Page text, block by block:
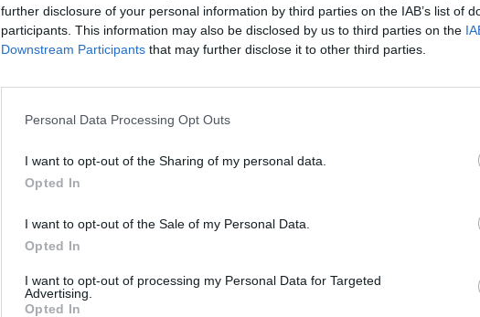
further disclosure of your personal information by third parties on the IAB’s list of
participants. This information may also be disclosed by us to third parties on the
Downstream Participants that may further disclose it to other third parties.
Personal Data Processing Opt Outs
I want to opt-out of the Sharing of my personal data.
Opted In
I want to opt-out of the Sale of my Personal Data.
Opted In
I want to opt-out of processing my Personal Data for Targeted
Advertising.
Opted In
θαμώνα του νυχτερινού κέντρου: «Δεν
ντρέπεσαι λίγο;»
MasterChef: Έξαλλος ο Γρηγόρης με τους